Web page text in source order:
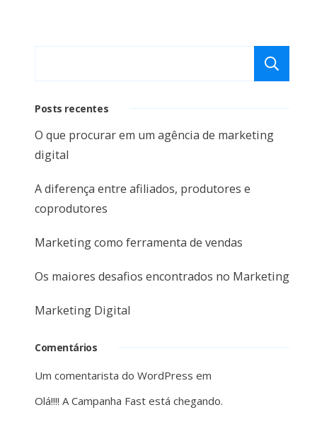
Posts recentes
O que procurar em um agência de marketing
digital
A diferença entre afiliados, produtores e
coprodutores
Marketing como ferramenta de vendas
Os maiores desafios encontrados no Marketing
Marketing Digital
Comentários
Um comentarista do WordPress em
Olá!!!! A Campanha Fast está chegando.